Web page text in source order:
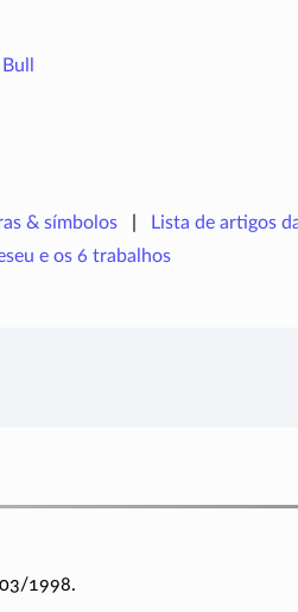
& símbolos Lista de artigos
e os 6 trabalhos
1998.